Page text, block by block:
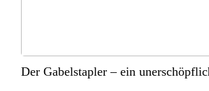
Der Gabelstapler – ein